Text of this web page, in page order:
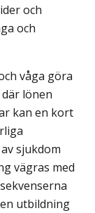
och
och
våga göra
lönen
kan en kort
sjukdom
vägras med
utbildning